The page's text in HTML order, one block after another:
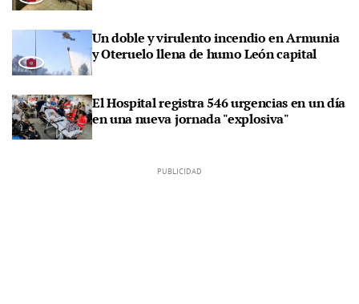
Un doble y virulento incendio en Armunia
y Oteruelo llena de humo León capital
El Hospital registra 546 urgencias en un día
en una nueva jornada "explosiva"